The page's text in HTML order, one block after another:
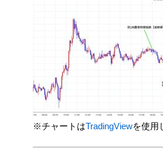
※チャートはTradingViewを使用